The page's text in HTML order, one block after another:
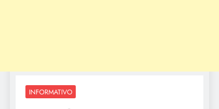
INFORMATIVO